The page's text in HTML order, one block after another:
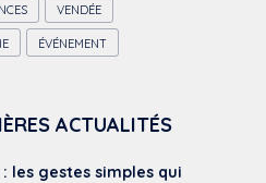
VENDÉE
ÉVÉNEMENT
ACTUALITÉS
les gestes simples qui